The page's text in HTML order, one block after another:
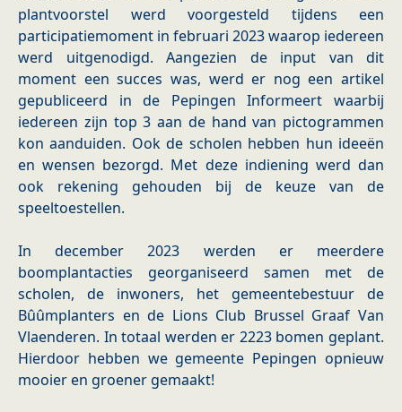
plantvoorstel werd voorgesteld tijdens een
participatiemoment in februari 2023 waarop iedereen
werd uitgenodigd. Aangezien de input van dit
moment een succes was, werd er nog een artikel
gepubliceerd in de Pepingen Informeert waarbij
iedereen zijn top 3 aan de hand van pictogrammen
kon aanduiden. Ook de scholen hebben hun ideeën
en wensen bezorgd. Met deze indiening werd dan
ook rekening gehouden bij de keuze van de
speeltoestellen.
In december 2023 werden er meerdere
boomplantacties georganiseerd samen met de
scholen, de inwoners, het gemeentebestuur de
Bûûmplanters en de Lions Club Brussel Graaf Van
Vlaenderen. In totaal werden er 2223 bomen geplant.
Hierdoor hebben we gemeente Pepingen opnieuw
mooier en groener gemaakt!